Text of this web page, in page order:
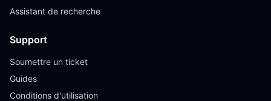
Assistant de recherche
Support
Soumettre un ticket
Guides
Conditions d'utilisation